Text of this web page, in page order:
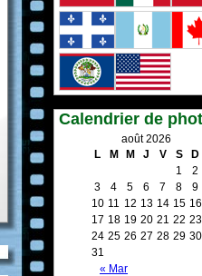
Calendrier de
août 2026
L
M M J V S D
« Mar
1
2
3
4 5 6 7 8
9
10 11 12 13 14 15 16
17 18 19 20 21 22 23
24 25 26 27 28 29 30
31